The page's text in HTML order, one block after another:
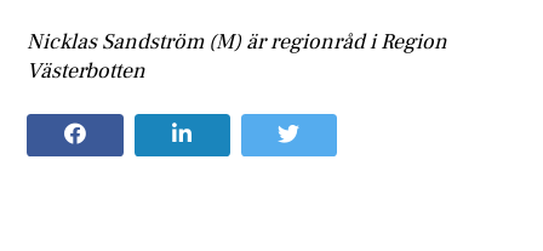
Nicklas Sandström (M) är regionråd i Region
Västerbotten